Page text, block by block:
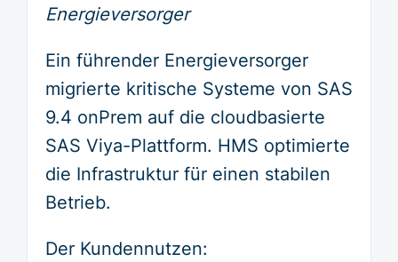
Energieversorger
Ein führender Energieversorger
migrierte kritische Systeme von SAS
9.4 onPrem auf die cloudbasierte
SAS Viya-Plattform. HMS optimierte
die Infrastruktur für einen stabilen
Betrieb.
Der Kundennutzen: